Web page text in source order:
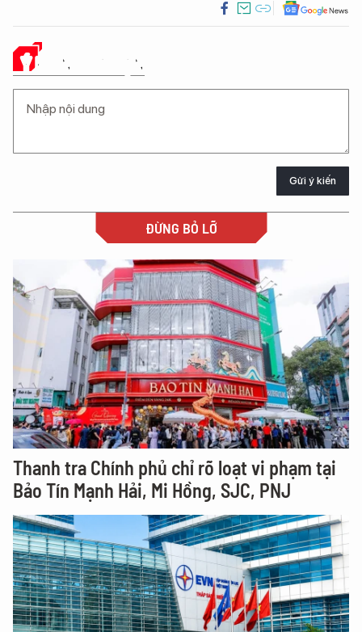
Ý KIẾN CỦA BẠN
Gửi ý kiến
ĐỪNG BỎ LỠ
Thanh tra Chính phủ chỉ rõ loạt vi phạm tại
Bảo Tín Mạnh Hải, Mi Hồng, SJC, PNJ